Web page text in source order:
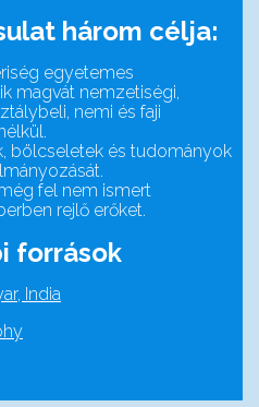
három célja:
egyetemes
magvát nemzetiségi,
nemi és faji
bölcseletek és tudományok
fel nem ismert
rejlő erőket.
források
India